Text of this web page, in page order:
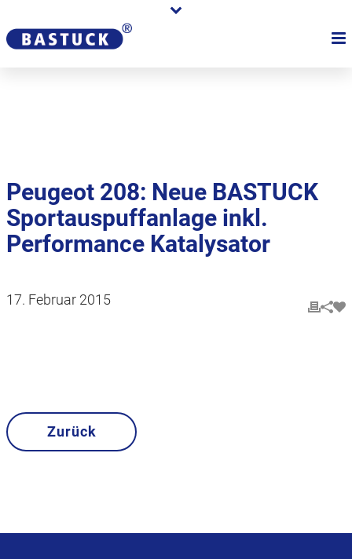
Händler
Peugeot 208: Neue BASTUCK
Sportauspuffanlage inkl.
Performance Katalysator
17. Februar 2015
Zurück